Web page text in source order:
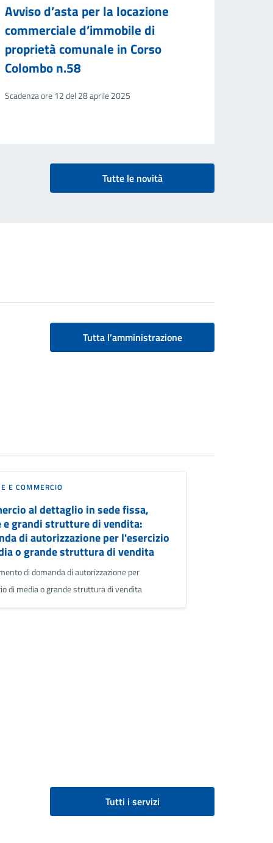
Avviso d’asta per la locazione
commerciale d’immobile di
proprietà comunale in Corso
Colombo n.58
Scadenza ore 12 del 28 aprile 2025
Tutte le novità
Tutta l’amministrazione
E COMMERCIO
al dettaglio in sede fissa,
e grandi strutture di vendita:
di autorizzazione per l'esercizio
o grande struttura di vendita
di domanda di autorizzazione per
di media o grande struttura di vendita
Tutti i servizi